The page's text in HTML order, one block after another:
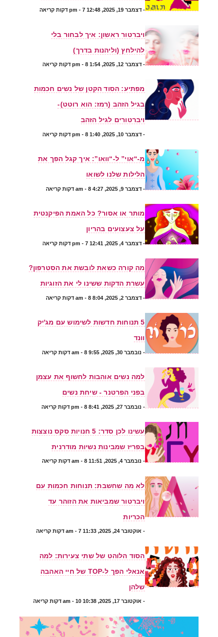
-דצמבר 19, 2025, 12:48 pm - 7 דקות קריאה
ויברטור ראשון: איך לבחור בלי
להילחץ (וליהנות בדרך)
-דצמבר 12, 2025, 1:54 pm - 8 דקות קריאה
מפתיע: הסוד הקטן של נשים חכמות
בגיל הזהב (רמז: הוא רוטט)-
ויברטורים לגיל הזהב
-דצמבר 10, 2025, 1:40 pm - 8 דקות קריאה
מ-“אוי” ל-“וואו”: איך קגל הפך את
הלילות שלנו לשואו
-דצמבר 9, 2025, 4:27 am - 8 דקות קריאה
מותר או אסור? כל האמת הפיקנטית
על צעצועים בהריון
-דצמבר 4, 2025, 12:41 pm - 7 דקות קריאה
מה קורה כשאת לובשת את הסטרפון?
עשרת הדקות ששינו לי את הזוגיות
-דצמבר 2, 2025, 8:04 am - 8 דקות קריאה
5 תנוחות חדשות לשימוש עם מג'יק
וונד
- נובמבר 30, 2025, 9:55 am - 8 דקות קריאה
למה נשים אוהבות לחשוף את עצמן
בפני הפרטנר - שיחת נשים
- נובמבר 27, 2025, 8:41 pm - 8 דקות קריאה
עשינו לכן סדר: 5 חנויות סקס נוצצות
בפריז שמבינות נשיות מודרנית
- נובמבר 4, 2025, 11:51 am - 8 דקות קריאה
לא מה שחשבת: תנוחות חכמות עם
ויברטור שמביאות את הזוהר עד
הכריות
- אוקטובר 24, 2025, 11:33 am - 7 דקות קריאה
הסוד הלוהט של שתי צעירות: למה
אנאלי הפך ל-TOP של חיי האהבה
שלהן
- אוקטובר 17, 2025, 10:38 am - 10 דקות קריאה